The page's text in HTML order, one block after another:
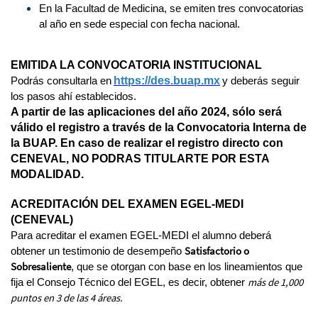
En la Facultad de Medicina, se emiten tres convocatorias
al año en sede especial con fecha nacional.
EMITIDA LA CONVOCATORIA INSTITUCIONAL
Podrás consultarla en https://des.buap.mxy deberás seguir
los pasos ahí establecidos.
A partir de las aplicaciones del año 2024, sólo será
válido el registro a través de la Convocatoria Interna de
la BUAP. En caso de realizar el registro directo con
CENEVAL, NO PODRAS TITULARTE POR ESTA
MODALIDAD.
ACREDITACIÓN DEL EXAMEN EGEL-MEDI
(CENEVAL)
Para acreditar el examen EGEL-MEDI el alumno deberá
obtener un testimonio de desempeño Satisfactorio o
Sobresaliente, que se otorgan con base en los lineamientos que
fija el Consejo Técnico del EGEL, es decir, obtener más de 1,000
puntos en 3 de las 4 áreas.